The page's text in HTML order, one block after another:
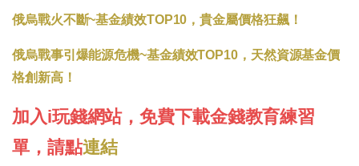
俄烏戰火不斷~基金績效TOP10，貴金屬價格狂飆！
俄烏戰事引爆能源危機~基金績效TOP10，天然資源基金價
格創新高！
加入i玩錢網站，免費下載金錢教育練習
單，請點連結